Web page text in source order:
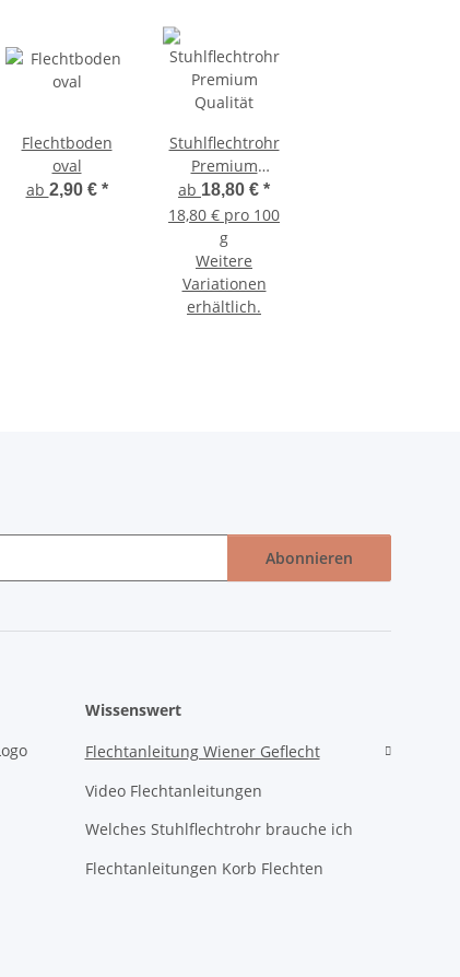
Flechtboden
oval
ab 2,90 € *
Stuhlflechtrohr
Premium
Qualität
ab 18,80 € *
18,80 € pro 100
g
Weitere
Variationen
erhältlich.
Abonnieren
Wissenswert
Flechtanleitung Wiener Geflecht
Video Flechtanleitungen
Welches Stuhlflechtrohr brauche ich
Flechtanleitungen Korb Flechten